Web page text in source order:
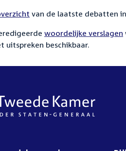
van de laatste debatten
woordelijke verslagen
uitspreken beschikbaar.